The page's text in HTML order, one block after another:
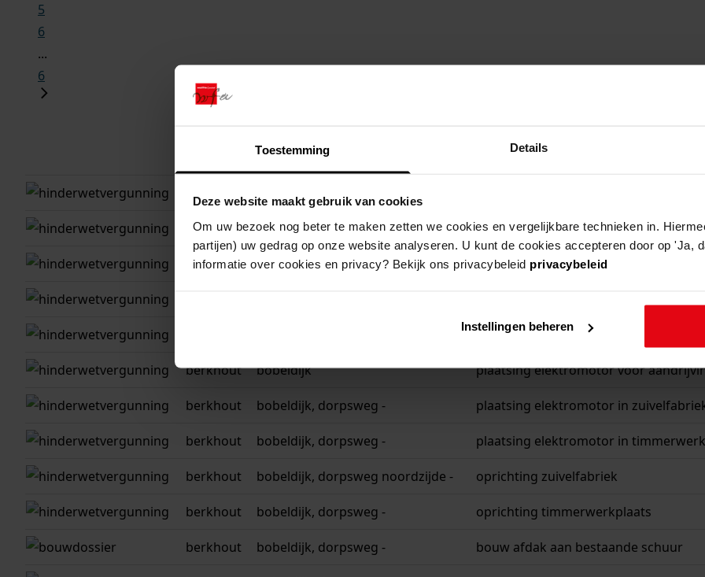
Toestemming Details
Deze website maakt gebruik van cookies
Om uw bezoek nog beter te maken zetten we cookies en vergelijkbare technieken in.
partijen) uw gedrag op onze website analyseren. U kunt de cookies accepteren door op 'Ja,
informatie over cookies en privacy? Bekijk ons privacybeleid privacybeleid
Instellingen beheren
5
6
...
6
adres beschrijving
berkhout bobeldijk
berkhout bobeldijk plaatsing elektromotor voor
berkhout bobeldijk plaatsing elektromotor voor
plaatsing elektromotor voor
berkhout bobeldijk plaatsing elektromotor voor
berkhout bobeldijk, dorpsweg - plaatsing elektromotor in
berkhout bobeldijk, dorpsweg - plaatsing elektromotor in
berkhout bobeldijk, dorpsweg noordzijde - oprichting zuivelfabriek
berkhout bobeldijk, dorpsweg - oprichting timmerwerkplaats
berkhout bobeldijk, dorpsweg - bouw afdak aan bestaande schuur